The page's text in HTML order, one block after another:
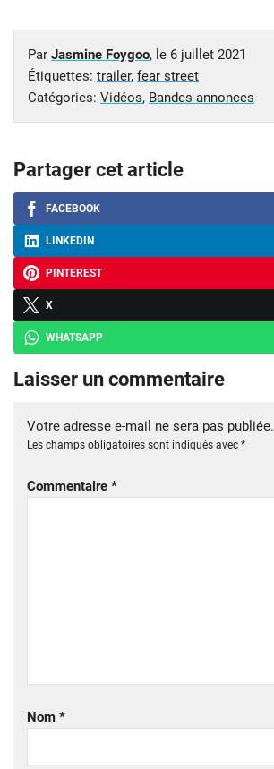
Par Jasmine Foygoo, le 6 juillet 2021
Étiquettes: trailer, fear street
Catégories: Vidéos, Bandes-annonces
Partager cet article
FACEBOOK
LINKEDIN
PINTEREST
X
WHATSAPP
Laisser un commentaire
Votre adresse e-mail ne sera pas publiée.
Les champs obligatoires sont indiqués avec *
Commentaire *
Nom *